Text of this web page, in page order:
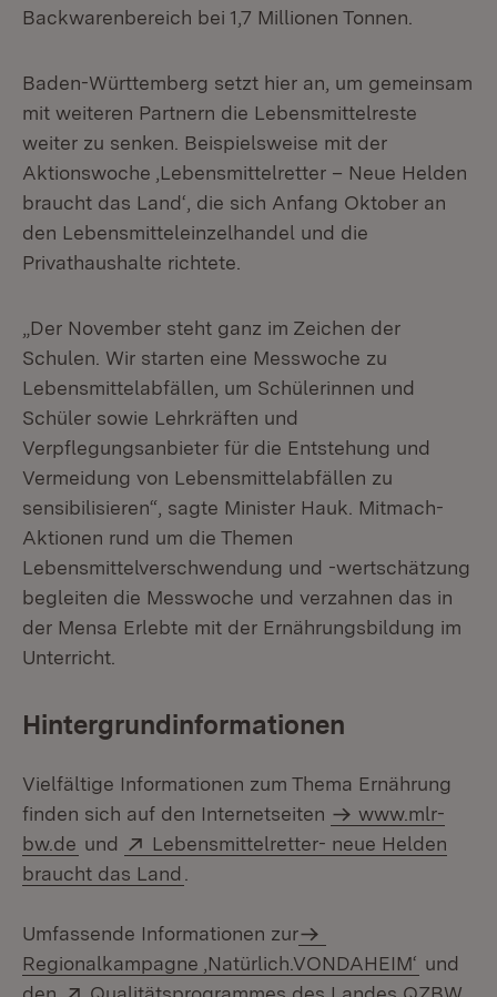
Backwarenbereich bei 1,7 Millionen Tonnen.
Baden-Württemberg setzt hier an, um gemeinsam
mit weiteren Partnern die Lebensmittelreste
weiter zu senken. Beispielsweise mit der
Aktionswoche ‚Lebensmittelretter – Neue Helden
braucht das Land‘, die sich Anfang Oktober an
den Lebensmitteleinzelhandel und die
Privathaushalte richtete.
„Der November steht ganz im Zeichen der
Schulen. Wir starten eine Messwoche zu
Lebensmittelabfällen, um Schülerinnen und
Schüler sowie Lehrkräften und
Verpflegungsanbieter für die Entstehung und
Vermeidung von Lebensmittelabfällen zu
sensibilisieren“, sagte Minister Hauk. Mitmach-
Aktionen rund um die Themen
Lebensmittelverschwendung und -wertschätzung
begleiten die Messwoche und verzahnen das in
der Mensa Erlebte mit der Ernährungsbildung im
Unterricht.
Hintergrundinformationen
Vielfältige Informationen zum Thema Ernährung
finden sich auf den Internetseiten
www.mlr-
bw.de und Extern:
Lebensmittelretter- neue Helden
braucht das Land
Umfassende Informationen zur
Regionalkampagne ‚Natürlich.VONDAHEIM‘ und
Extern: